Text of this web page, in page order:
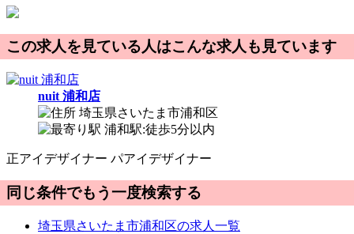
この求人を見ている人はこんな求人も見ています
nuit 浦和店
埼玉県さいたま市浦和区
浦和駅:徒歩5分以内
正アイデザイナー パアイデザイナー
同じ条件でもう一度検索する
埼玉県さいたま市浦和区の求人一覧